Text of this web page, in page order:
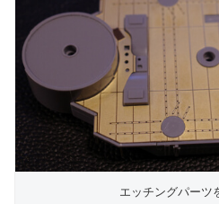
エッチングパーツ